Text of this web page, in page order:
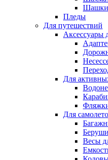
Шашки
Пледы
Для путешествий
Аксессуары
Для
Для
Беруши
Весы